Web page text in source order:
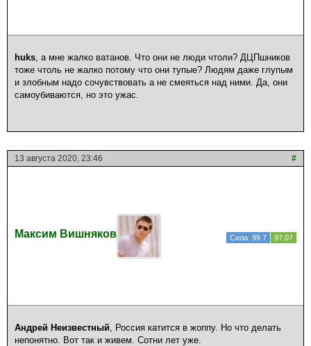
huks, а мне жалко ватанов. Что они не люди чтоли? ДЦПшников
тоже чтоль не жалко потому что они тупые? Людям даже глупым
и злобным надо сочувствовать а не смеяться над ними. Да, они
самоубиваются, но это ужас.
13 августа 2020, 23:46 #
Максим Вишняков Сила: 99.7 97.07
Андрей Неизвестный, Россия катится в жоппу. Но что делать
непонятно. Вот так и живем. Сотни лет уже.